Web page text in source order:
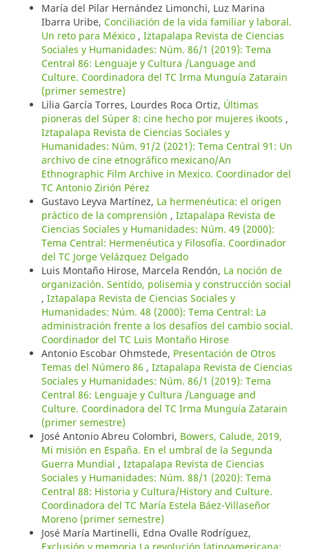
María del Pilar Hernández Limonchi, Luz Marina
Ibarra Uribe, Conciliación de la vida familiar y laboral.
Un reto para México , Iztapalapa Revista de Ciencias
Sociales y Humanidades: Núm. 86/1 (2019): Tema
Central 86: Lenguaje y Cultura /Language and
Culture. Coordinadora del TC Irma Munguía Zatarain
(primer semestre)
Lilia García Torres, Lourdes Roca Ortiz, Últimas
pioneras del Súper 8: cine hecho por mujeres ikoots ,
Iztapalapa Revista de Ciencias Sociales y
Humanidades: Núm. 91/2 (2021): Tema Central 91: Un
archivo de cine etnográfico mexicano/An
Ethnographic Film Archive in Mexico. Coordinador del
TC Antonio Zirión Pérez
Gustavo Leyva Martínez, La hermenéutica: el origen
práctico de la comprensión , Iztapalapa Revista de
Ciencias Sociales y Humanidades: Núm. 49 (2000):
Tema Central: Hermenéutica y Filosofía. Coordinador
del TC Jorge Velázquez Delgado
Luis Montaño Hirose, Marcela Rendón, La noción de
organización. Sentido, polisemia y construcción social
, Iztapalapa Revista de Ciencias Sociales y
Humanidades: Núm. 48 (2000): Tema Central: La
administración frente a los desafíos del cambio social.
Coordinador del TC Luis Montaño Hirose
Antonio Escobar Ohmstede, Presentación de Otros
Temas del Número 86 , Iztapalapa Revista de Ciencias
Sociales y Humanidades: Núm. 86/1 (2019): Tema
Central 86: Lenguaje y Cultura /Language and
Culture. Coordinadora del TC Irma Munguía Zatarain
(primer semestre)
José Antonio Abreu Colombri, Bowers, Calude, 2019,
Mi misión en España. En el umbral de la Segunda
Guerra Mundial , Iztapalapa Revista de Ciencias
Sociales y Humanidades: Núm. 88/1 (2020): Tema
Central 88: Historia y Cultura/History and Culture.
Coordinadora del TC María Estela Báez-Villaseñor
Moreno (primer semestre)
José María Martinelli, Edna Ovalle Rodríguez,
Exclusión y memoria La revolución latinoamericana: